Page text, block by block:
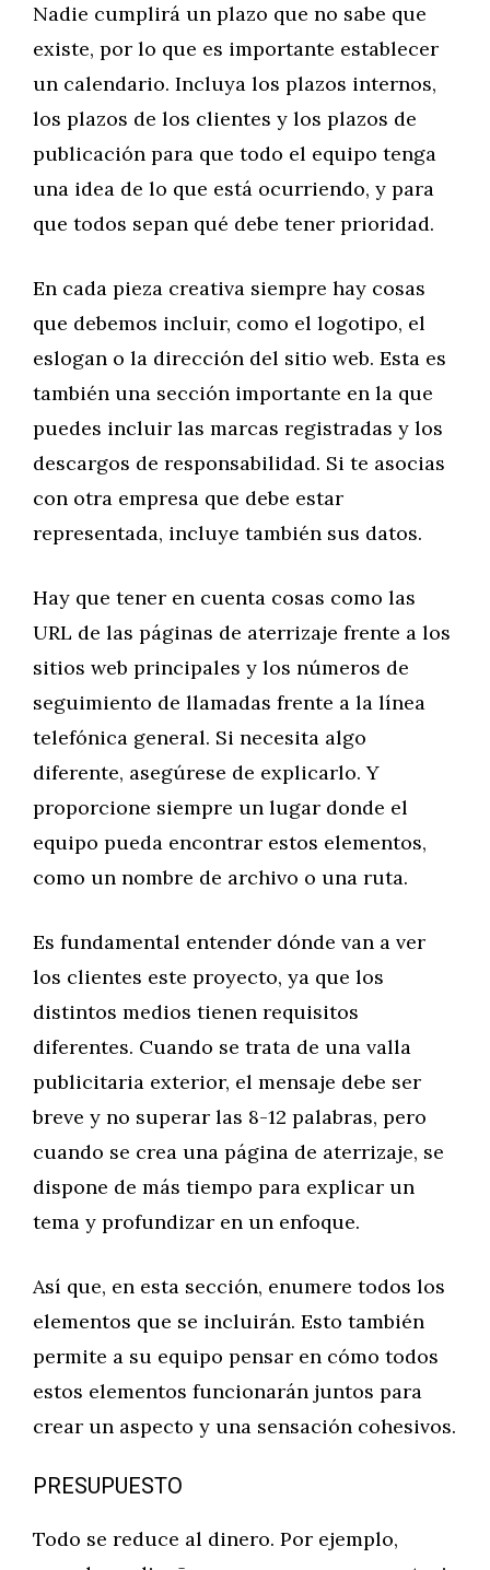
Nadie cumplirá un plazo que no sabe que
existe, por lo que es importante establecer
un calendario. Incluya los plazos internos,
los plazos de los clientes y los plazos de
publicación para que todo el equipo tenga
una idea de lo que está ocurriendo, y para
que todos sepan qué debe tener prioridad.
En cada pieza creativa siempre hay cosas
que debemos incluir, como el logotipo, el
eslogan o la dirección del sitio web. Esta es
también una sección importante en la que
puedes incluir las marcas registradas y los
descargos de responsabilidad. Si te asocias
con otra empresa que debe estar
representada, incluye también sus datos.
Hay que tener en cuenta cosas como las
URL de las páginas de aterrizaje frente a los
sitios web principales y los números de
seguimiento de llamadas frente a la línea
telefónica general. Si necesita algo
diferente, asegúrese de explicarlo. Y
proporcione siempre un lugar donde el
equipo pueda encontrar estos elementos,
como un nombre de archivo o una ruta.
Es fundamental entender dónde van a ver
los clientes este proyecto, ya que los
distintos medios tienen requisitos
diferentes. Cuando se trata de una valla
publicitaria exterior, el mensaje debe ser
breve y no superar las 8-12 palabras, pero
cuando se crea una página de aterrizaje, se
dispone de más tiempo para explicar un
tema y profundizar en un enfoque.
Así que, en esta sección, enumere todos los
elementos que se incluirán. Esto también
permite a su equipo pensar en cómo todos
estos elementos funcionarán juntos para
crear un aspecto y una sensación cohesivos.
PRESUPUESTO
Todo se reduce al dinero. Por ejemplo,